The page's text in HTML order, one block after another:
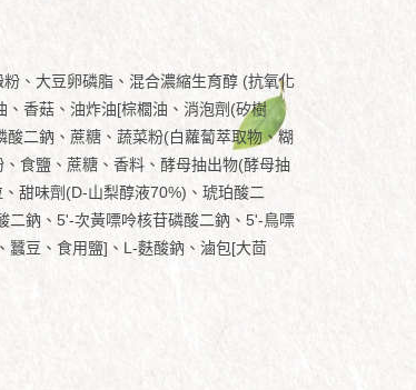
、大豆卵磷脂、混合濃縮生育醇 (抗氧化
香菇、油炸油[棕櫚油、消泡劑(矽樹
二鈉、蔗糖、蔬菜粉(白蘿蔔萃取物、糊
食鹽、蔗糖、香料、酵母抽出物(酵母抽
甜味劑(D-山梨醇液70%)、琥珀酸二
二鈉、5'-次黃嘌呤核苷磷酸二鈉、5'-鳥嘌
蠶豆、食用鹽]、L-麩酸鈉、滷包[大茴